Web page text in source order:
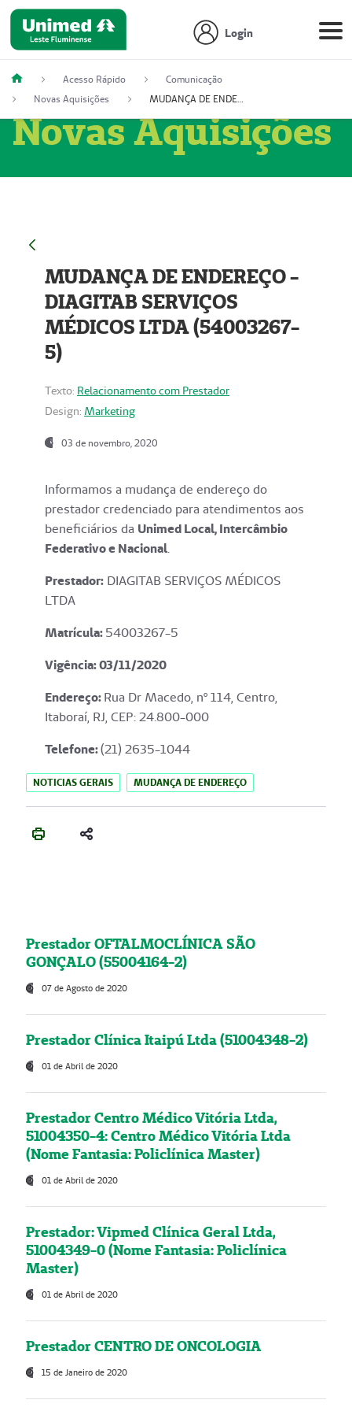
Login
Acesso Rápido
Comunicação
Novas Aquisições
MUDANÇA DE ENDEREÇO - DIAGITAB SERVIÇOS MÉDICOS LTDA (54003267-5)
Novas Aquisições
MUDANÇA DE ENDEREÇO -
DIAGITAB SERVIÇOS
MÉDICOS LTDA (54003267-
5)
Texto: Relacionamento com Prestador
Design: Marketing
03 de novembro, 2020
Informamos a mudança de endereço do
prestador credenciado para atendimentos aos
beneficiários da Unimed Local, Intercâmbio
Federativo e Nacional.
Prestador: DIAGITAB SERVIÇOS MÉDICOS
LTDA
Matrícula:54003267-5
Vigência: 03/11/2020
Endereço:Rua Dr Macedo, nº 114, Centro,
Itaboraí, RJ, CEP: 24.800-000
Telefone:(21) 2635-1044
NOTICIAS GERAIS MUDANÇA DE ENDEREÇO
Prestador OFTALMOCLÍNICA SÃO
GONÇALO (55004164-2)
07 de Agosto de 2020
Prestador Clínica Itaipú Ltda (51004348-2)
01 de Abril de 2020
Prestador Centro Médico Vitória Ltda,
51004350-4: Centro Médico Vitória Ltda
(Nome Fantasia: Policlínica Master)
01 de Abril de 2020
Prestador: Vipmed Clínica Geral Ltda,
51004349-0 (Nome Fantasia: Policlínica
Master)
01 de Abril de 2020
Prestador CENTRO DE ONCOLOGIA
15 de Janeiro de 2020